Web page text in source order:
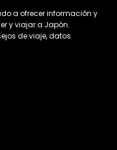
a ofrecer información y
y viajar a Japón.
de viaje, datos